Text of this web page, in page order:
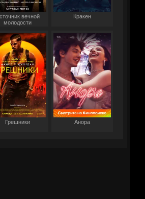
вечной
молодости
Кракен
Грешники Анора